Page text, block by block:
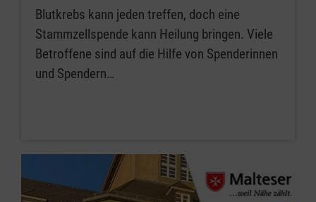
Blutkrebs kann jeden treffen, doch eine
Stammzellspende kann Heilung bringen. Viele
Betroffene sind auf die Hilfe von Spenderinnen
und Spendern…